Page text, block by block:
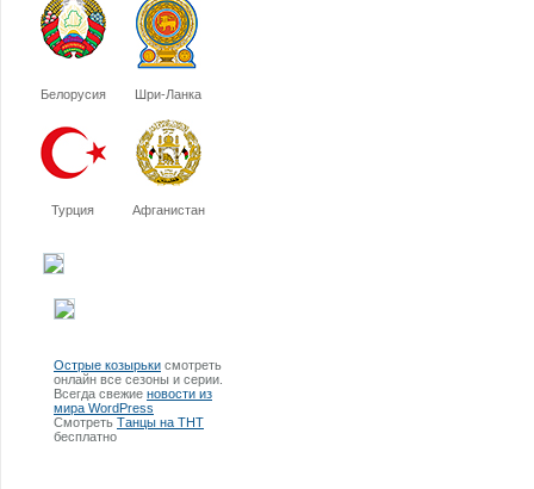
Белорусия Шри-Ланка
Турция Афганистан
Острые козырьки смотреть
онлайн все сезоны и серии.
Всегда свежие новости из
мира WordPress
Смотреть Танцы на ТНТ
бесплатно